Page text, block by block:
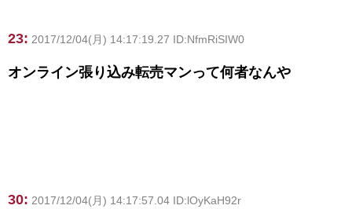
23: 2017/12/04(月) 14:17:19.27 ID:NfmRiSIW0
オンライン張り込み転売マンって何者なんや
30: 2017/12/04(月) 14:17:57.04 ID:lOyKaH92r